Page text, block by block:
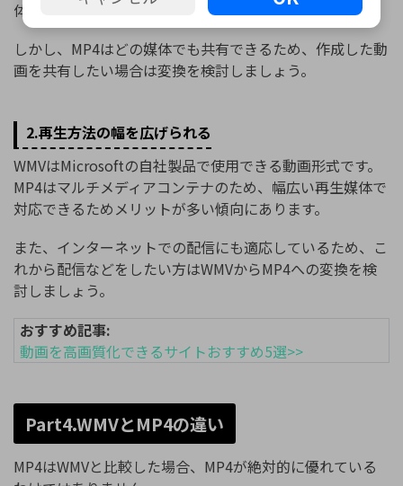
体が異なります。
しかし、MP4はどの媒体でも共有できるため、作成した動
画を共有したい場合は変換を検討しましょう。
2.再生方法の幅を広げられる
WMVはMicrosoftの自社製品で使用できる動画形式です。
MP4はマルチメディアコンテナのため、幅広い再生媒体で
対応できるためメリットが多い傾向にあります。
また、インターネットでの配信にも適応しているため、こ
れから配信などをしたい方はWMVからMP4への変換を検
討しましょう。
おすすめ記事:
動画を高画質化できるサイトおすすめ5選>>
Part4.WMVとMP4の違い
MP4はWMVと比較した場合、MP4が絶対的に優れている